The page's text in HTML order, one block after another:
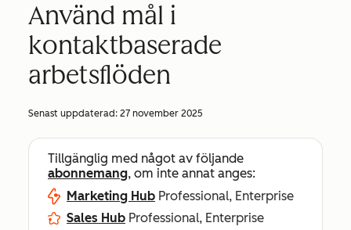
Använd mål i
kontaktbaserade
arbetsflöden
Senast uppdaterad: 27 november 2025
Tillgänglig med något av följande
abonnemang, om inte annat anges:
Marketing Hub Professional, Enterprise
Sales Hub Professional, Enterprise